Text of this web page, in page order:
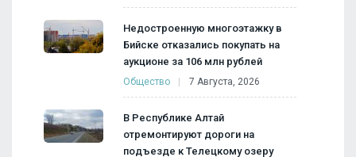
Недостроенную многоэтажку в
Бийске отказались покупать на
аукционе за 106 млн рублей
Общество 7 Августа, 2026
В Республике Алтай
отремонтируют дороги на
подъезде к Телецкому озеру